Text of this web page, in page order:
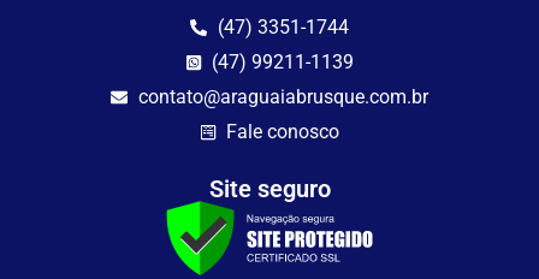
(47) 3351-1744
(47) 99211-1139
contato@araguaiabrusque.com.br
Fale conosco
Site seguro